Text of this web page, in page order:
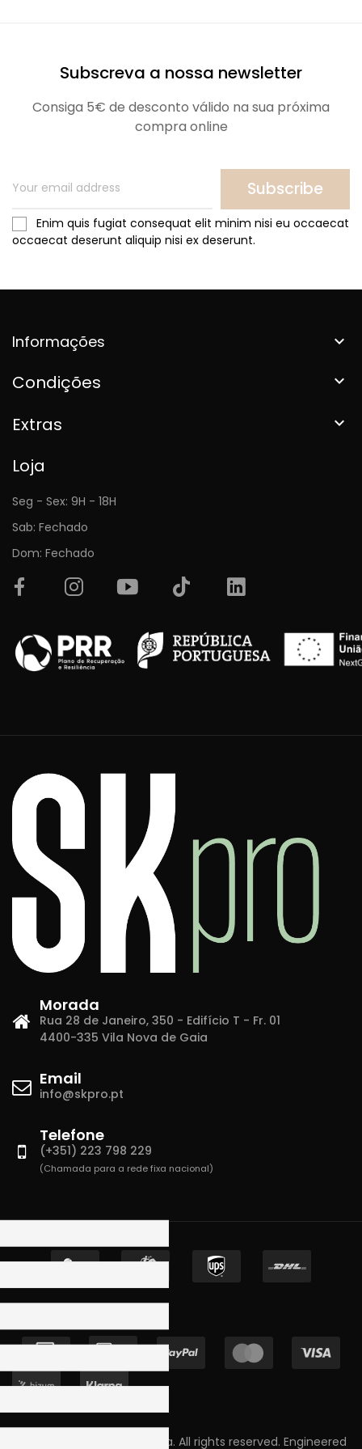
Subscreva a nossa newsletter
Consiga 5€ de desconto válido na sua próxima
compra online
Subscribe
Enim quis fugiat consequat elit minim nisi eu occaecat
occaecat deserunt aliquip nisi ex deserunt.
Informações 
Condições 
Extras 
Loja
Seg - Sex: 9H - 18H
Sab: Fechado
Dom: Fechado
Morada
Rua 28 de Janeiro, 350 - Edifício T - Fr. 01
4400-335 Vila Nova de Gaia
Email
info@skpro.pt
Telefone
(+351) 223 798 229
(Chamada para a rede fixa nacional)
Copyright © 2023 Skpro, Lda. All rights reserved. Engineered